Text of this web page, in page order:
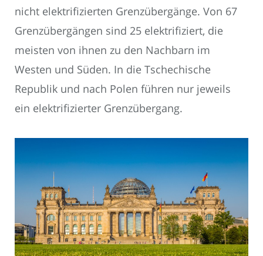
nicht elektrifizierten Grenzübergänge. Von 67
Grenzübergängen sind 25 elektrifiziert, die
meisten von ihnen zu den Nachbarn im
Westen und Süden. In die Tschechische
Republik und nach Polen führen nur jeweils
ein elektrifizierter Grenzübergang.